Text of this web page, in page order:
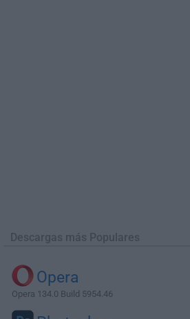
Descargas más Populares
Opera
Opera 134.0 Build 5954.46